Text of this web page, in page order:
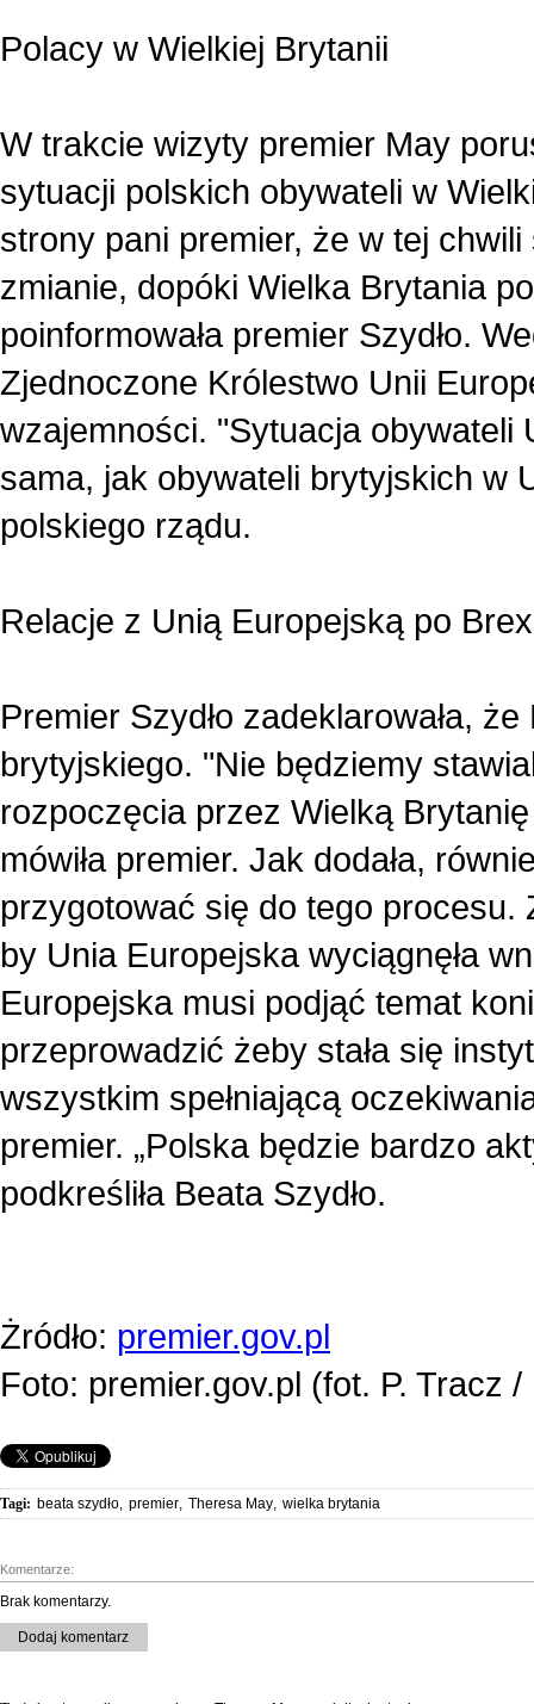
Polacy w Wielkiej Brytanii
W trakcie wizyty premier May
sytuacji polskich obywateli w
strony pani premier, że w tej
zmianie, dopóki Wielka Brytania
poinformowała premier Szydło.
Zjednoczone Królestwo Unii
wzajemności. "Sytuacja obywateli
sama, jak obywateli brytyjskich w
polskiego rządu.
Relacje z Unią Europejską po
Premier Szydło zadeklarowała,
brytyjskiego. "Nie będziemy
rozpoczęcia przez Wielką
mówiła premier. Jak dodała,
przygotować się do tego procesu.
by Unia Europejska wyciągnęła
Europejska musi podjąć temat
przeprowadzić żeby stała się
wszystkim spełniającą
premier. „Polska będzie bardzo
podkreśliła Beata Szydło.
Żródło: premier.gov.pl
Foto: premier.gov.pl (fot. P. Tracz /
Tagi: beata szydło, premier, Theresa May, wielka brytania
Komentarze:
Brak komentarzy.
Dodaj komentarz